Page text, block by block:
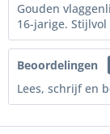
Gouden
16-jarige.
Beoordelingen
Lees, schrijf en